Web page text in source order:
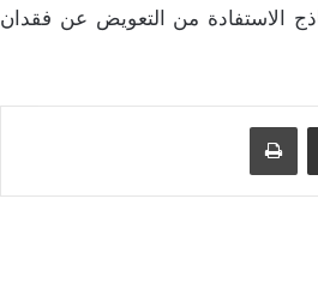
الاستفادة من التعويض عن فقدان
مشاركة عبر البريد طباعة